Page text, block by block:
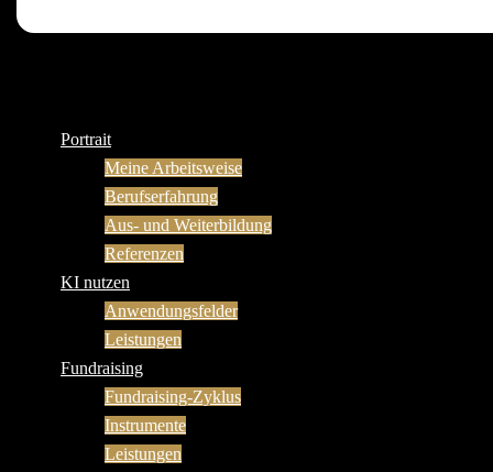
Portrait
Meine Arbeitsweise
Berufserfahrung
Aus- und Weiterbildung
Referenzen
KI nutzen
Anwendungsfelder
Leistungen
Fundraising
Fundraising-Zyklus
Instrumente
Leistungen